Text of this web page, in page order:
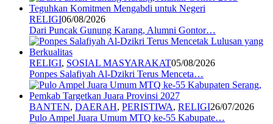
RELIGI06/08/2026
Dari Puncak Gunung Karang, Alumni Gontor…
RELIGI, SOSIAL MASYARAKAT05/08/2026
Ponpes Salafiyah Al-Dzikri Terus Menceta…
BANTEN, DAERAH, PERISTIWA, RELIGI26/07/2026
Pulo Ampel Juara Umum MTQ ke-55 Kabupate…